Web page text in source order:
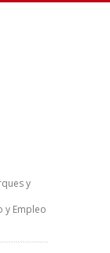
y
y Empleo